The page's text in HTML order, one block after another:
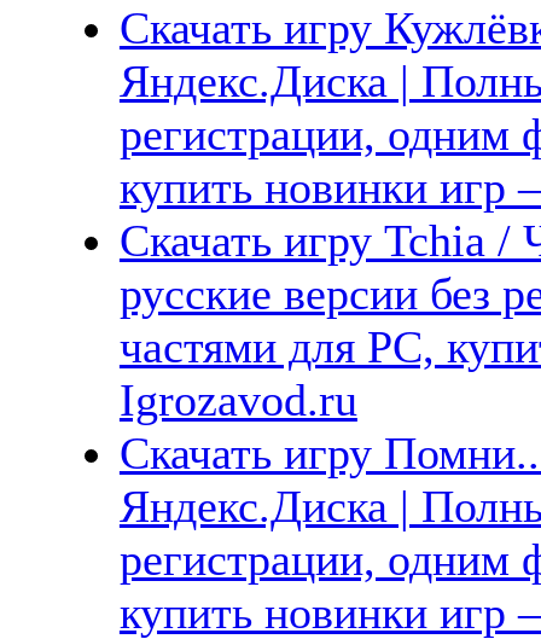
Скачать игру
Яндекс.Диска |
регистрации, одним
купить новинки
Скачать игру Tchia
русские версии без
частями для PC,
Igrozavod.ru
Скачать игру
Яндекс.Диска |
регистрации, одним
купить новинки